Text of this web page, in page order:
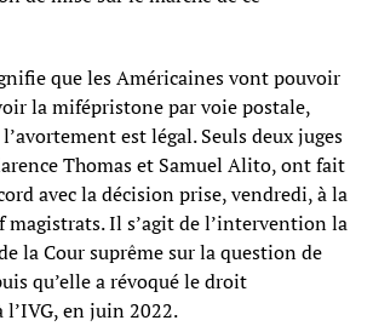
que les Américaines vont pouvoir
la mifépristone par voie postale,
est légal. Seuls deux juges
Thomas et Samuel Alito, ont fait
avec la décision prise, vendredi, à la
magistrats. Il s’agit de l’intervention la
la Cour suprême sur la question de
qu’elle a révoqué le droit
en juin 2022.